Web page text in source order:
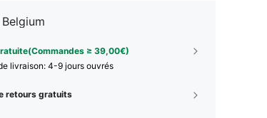
Belgium
≥ 39,00€)
livraison:4-9 jours ouvrés
retours gratuits